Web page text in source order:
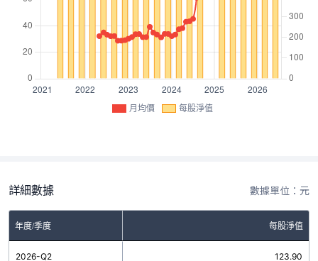
月均價 每股淨值
詳細數據 數據單位：元
年度/季度 每股淨值
2026-Q2 123.90